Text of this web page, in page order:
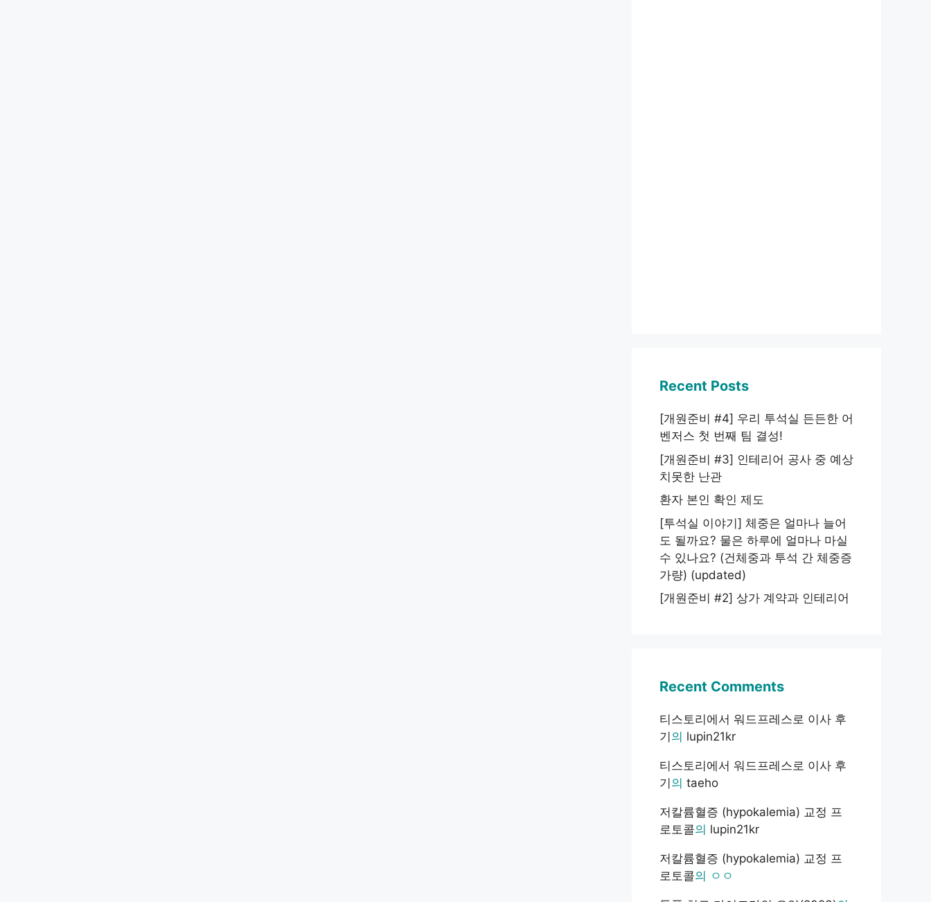
Recent Posts
[개원준비 #4] 우리 투석실 든든한 어
벤저스 첫 번째 팀 결성!
[개원준비 #3] 인테리어 공사 중 예상
치못한 난관
환자 본인 확인 제도
[투석실 이야기] 체중은 얼마나 늘어
도 될까요? 물은 하루에 얼마나 마실
수 있나요? (건체중과 투석 간 체중증
가량) (updated)
[개원준비 #2] 상가 계약과 인테리어
Recent Comments
티스토리에서 워드프레스로 이사 후
기 의 lupin21kr
티스토리에서 워드프레스로 이사 후
기 의 taeho
저칼륨혈증 (hypokalemia) 교정 프
로토콜의 lupin21kr
저칼륨혈증 (hypokalemia) 교정 프
로토콜의 ㅇㅇ